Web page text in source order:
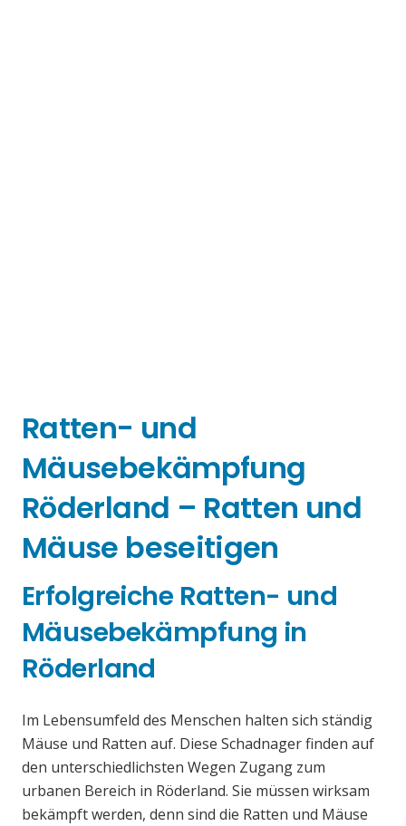
Ratten- und
Mäusebekämpfung
Röderland – Ratten und
Mäuse beseitigen
Erfolgreiche Ratten- und
Mäusebekämpfung in
Röderland
Im Lebensumfeld des Menschen halten sich ständig
Mäuse und Ratten auf. Diese Schadnager finden auf
den unterschiedlichsten Wegen Zugang zum
urbanen Bereich in Röderland. Sie müssen wirksam
bekämpft werden, denn sind die Ratten und Mäuse